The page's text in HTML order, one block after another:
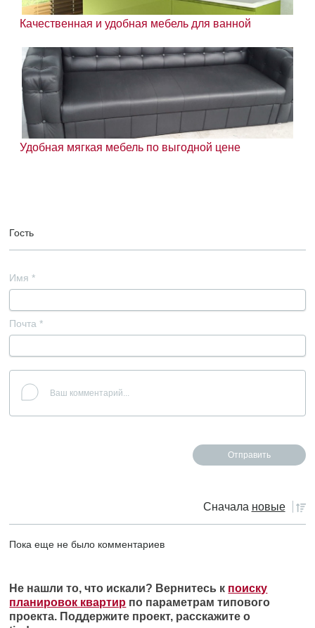
Качественная и удобная мебель для ванной
Удобная мягкая мебель по выгодной цене
Гость
Имя *
Почта *
Сначала новые
Пока еще не было комментариев
Не нашли то, что искали? Вернитесь к поиску
планировок квартир по параметрам типового
проекта. Поддержите проект, расскажите о